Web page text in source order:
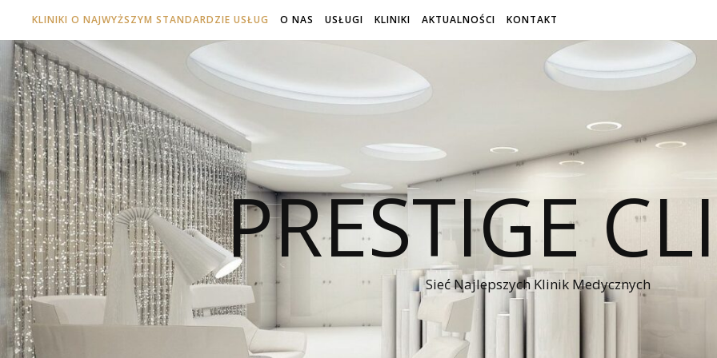
KLINIKI O NAJWYŻSZYM STANDARDZIE USŁUG O NAS USŁUGI KLINIKI AKTUALNOŚCI KONTAKT
PRESTIGE
Sieć Najlepszych Klinik Medycznych